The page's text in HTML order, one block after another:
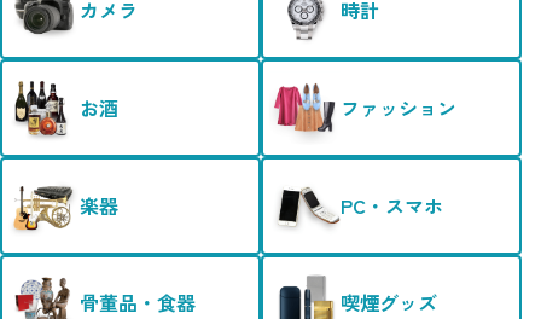
カメラ 時計
お酒 ファッション
楽器 PC・スマホ
骨董品・食器 喫煙グッズ